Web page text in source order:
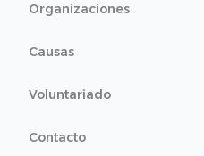
Organizaciones
Causas
Voluntariado
Contacto